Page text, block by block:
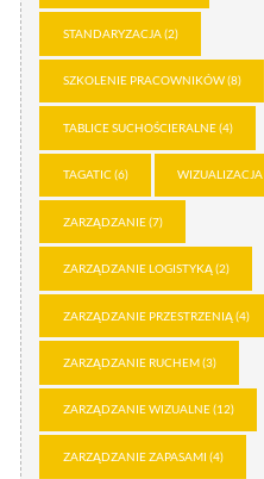
STANDARYZACJA(2)
SZKOLENIE PRACOWNIKÓW(8)
TABLICE SUCHOŚCIERALNE(4)
TAGATIC(6) WIZUALIZACJA
ZARZĄDZANIE(7)
ZARZĄDZANIE LOGISTYKĄ(2)
ZARZĄDZANIE PRZESTRZENIĄ(4)
ZARZĄDZANIE RUCHEM(3)
ZARZĄDZANIE WIZUALNE(12)
ZARZĄDZANIE ZAPASAMI (4)